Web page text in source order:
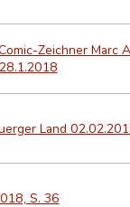
Zeichner Marc
Land
S. 36